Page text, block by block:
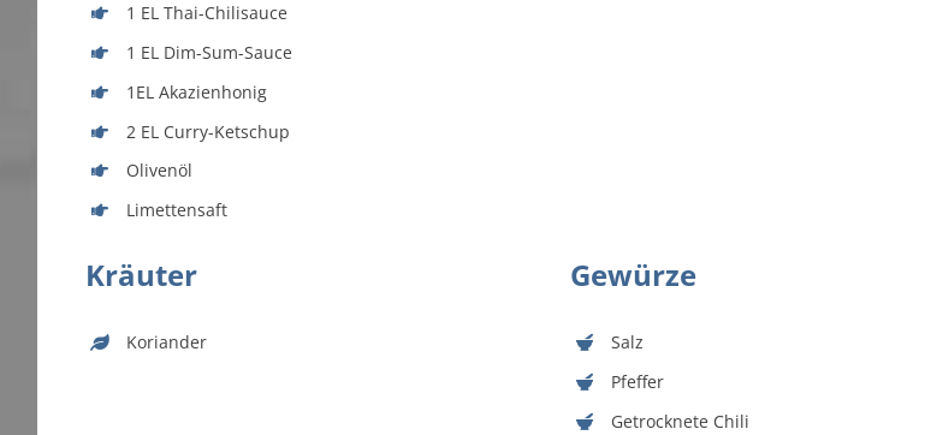
1 EL Thai-Chilisauce
1 EL Dim-Sum-Sauce
1EL Akazienhonig
2 EL Curry-Ketschup
Olivenöl
Limettensaft
Kräuter
Koriander
Gewürze
Salz
Pfeffer
Getrocknete Chili